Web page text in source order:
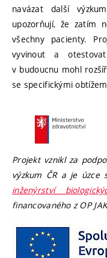
navázat další
upozorňují, že zatím
všechny pacienty.
vyvinout a
v budoucnu mohl
se specifickými
Projekt vznikl za
výzkum ČR a je úzce
inženýrství
financovaného z OP